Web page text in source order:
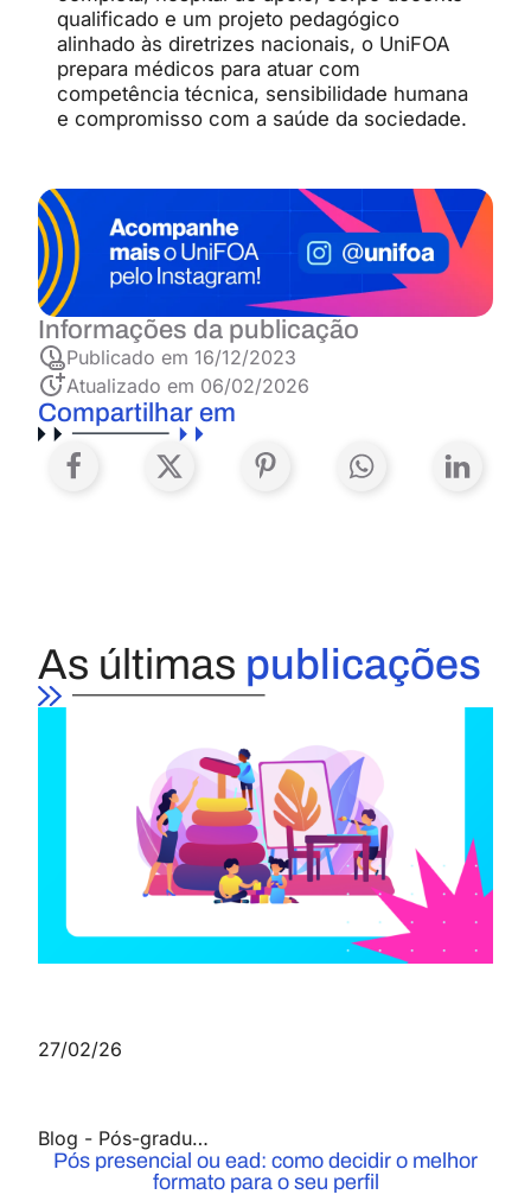
qualificado e um projeto pedagógico
alinhado às diretrizes nacionais, o UniFOA
prepara médicos para atuar com
competência técnica, sensibilidade humana
e compromisso com a saúde da sociedade.
Informações da publicação
Publicado em 16/12/2023
Atualizado em 06/02/2026
Compartilhar em
As últimas publicações
27/02/26
Blog - Pós-graduação
Pós presencial ou ead: como decidir o melhor
formato para o seu perfil